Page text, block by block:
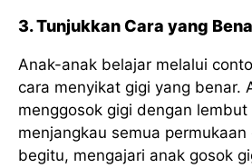
3. Tunjukkan Cara yang
Anak-anak belajar melalui
cara menyikat gigi yang benar.
menggosok gigi dengan
menjangkau semua permukaan
begitu, mengajari anak gosok